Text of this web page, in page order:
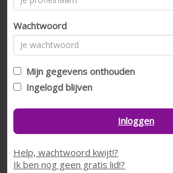
Wachtwoord
Mijn gegevens onthouden
Ingelogd blijven
Inloggen
Help, wachtwoord kwijt!?
Ik ben nog geen gratis lid!?